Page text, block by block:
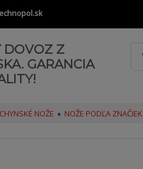
DOVOZ Z
GARANCIA
NOŽE NOŽE PODĽA ZNAČIEK